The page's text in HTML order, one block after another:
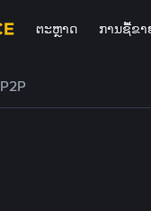
ຕະຫຼາດ ການຊື້ຂາ
P2P